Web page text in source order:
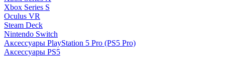
Xbox Series S
Oculus VR
Steam Deck
Nintendo Switch
Аксессуары PlayStation 5 Pro (PS5 Pro)
Аксессуары PS5